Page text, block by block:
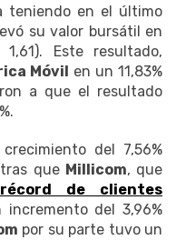
teniendo en el último
su valor bursátil en
Este resultado,
Móvil en un 11,83%
a que el resultado
del 7,56%
que Millicom, que
de clientes
incremento del 3,96%
por su parte tuvo un